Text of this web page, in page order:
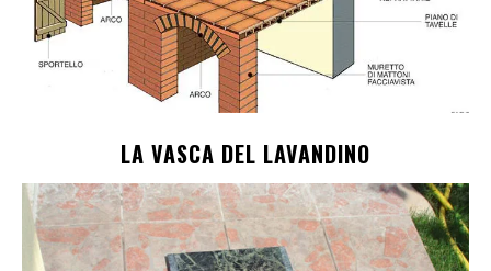
LA VASCA DEL LAVANDINO